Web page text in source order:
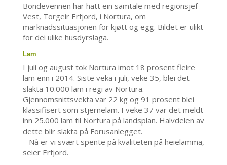
Bondevennen har hatt ein samtale med regionsjef
Vest, Torgeir Erfjord, i Nortura, om
marknadssituasjonen for kjøtt og egg. Bildet er ulikt
for dei ulike husdyrslaga.
Lam
I juli og august tok Nortura imot 18 prosent fleire
lam enn i 2014. Siste veka i juli, veke 35, blei det
slakta 10.000 lam i regi av Nortura.
Gjennomsnittsvekta var 22 kg og 91 prosent blei
klassifisert som stjernelam. I veke 37 var det meldt
inn 25.000 lam til Nortura på landsplan. Halvdelen av
dette blir slakta på Forusanlegget.
– Nå er vi svært spente på kvaliteten på heielamma,
seier Erfjord.